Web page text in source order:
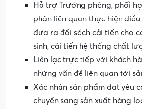
Hỗ trợ Trưởng phòng, phối
phân liên quan thực hiện
đưa ra đối sách cải tiến cho
sinh, cải tiến hệ thống chất
Liên lạc trực tiếp với khách
những vấn đề liên quan tới
Xác nhận sản phẩm đạt yêu
chuyển sang sản xuất hàng